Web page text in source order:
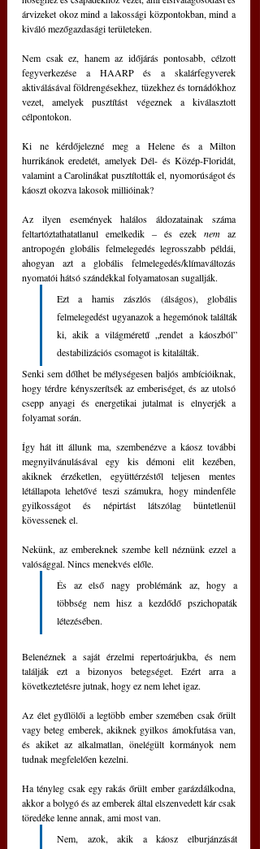
árvizeket okoz mind a lakossági központokban, mind a
kiváló mezőgazdasági területeken.
Nem csak ez, hanem az időjárás pontosabb, célzott
fegyverkezése a HAARP és a skalárfegyverek
aktiválásával földrengésekhez, tüzekhez és tornádókhoz
vezet, amelyek pusztítást végeznek a kiválasztott
célpontokon.
Ki ne kérdőjelezné meg a Helene és a Milton
hurrikánok eredetét, amelyek Dél- és Közép-Floridát,
valamint a Carolinákat pusztították el, nyomorúságot és
káoszt okozva lakosok millióinak?
Az ilyen események halálos áldozatainak száma
feltartóztathatatlanul emelkedik ‒ és ezek nem az
antropogén globális felmelegedés legrosszabb példái,
ahogyan azt a globális felmelegedés/klímaváltozás
nyomatói hátsó szándékkal folyamatosan sugallják.
Ezt a hamis zászlós (álságos), globális
felmelegedést ugyanazok a hegemónok találták
ki, akik a világméretű „rendet a káoszból”
destabilizációs csomagot is kitalálták.
Senki sem dőlhet be mélységesen baljós ambícióiknak,
hogy térdre kényszerítsék az emberiséget, és az utolsó
csepp anyagi és energetikai jutalmat is elnyerjék a
folyamat során.
Így hát itt állunk ma, szembenézve a káosz további
megnyilvánulásával egy kis démoni elit kezében,
akiknek érzéketlen, együttérzéstől teljesen mentes
létállapota lehetővé teszi számukra, hogy mindenféle
gyilkosságot és népirtást látszólag büntetlenül
kövessenek el.
Nekünk, az embereknek szembe kell néznünk ezzel a
valósággal. Nincs menekvés előle.
És az első nagy problémánk az, hogy a
többség nem hisz a kezdődő pszichopaták
létezésében.
Belenéznek a saját érzelmi repertoárjukba, és nem
találják ezt a bizonyos betegséget. Ezért arra a
következtetésre jutnak, hogy ez nem lehet igaz.
Az élet gyűlölői a legtöbb ember szemében csak őrült
vagy beteg emberek, akiknek gyilkos ámokfutása van,
és akiket az alkalmatlan, önelégült kormányok nem
tudnak megfelelően kezelni.
Ha tényleg csak egy rakás őrült ember garázdálkodna,
akkor a bolygó és az emberek által elszenvedett kár csak
töredéke lenne annak, ami most van.
Nem, azok, akik a káosz elburjánzását